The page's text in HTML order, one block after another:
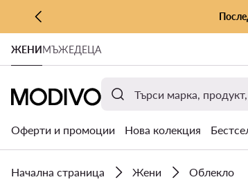
КЪМ ОСНОВНОТО СЪДЪРЖАНИЕ
КЪМ ТЪРСЕНЕ
ЖЕНИМЪЖЕДЕЦА
Оферти и промоции Нова колекция
Начална страница Жени Облекло